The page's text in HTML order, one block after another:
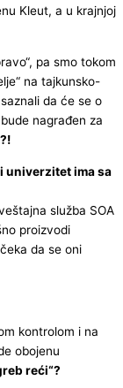
Kleut, a u krajnjoj
pa smo tokom
na tajkunsko-
da će se o
nagrađen za
univerzitet ima sa
služba SOA
proizvodi
da se oni
kontrolom i na
obojenu
reći“?